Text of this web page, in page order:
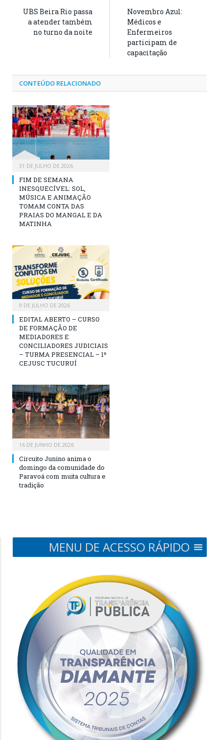
UBS Beira Rio passa
a atender também
no turno da noite
Novembro Azul:
Médicos e
Enfermeiros
participam de
capacitação
CONTEÚDO RELACIONADO
31 DE JULHO DE 2026
FIM DE SEMANA
INESQUECÍVEL: SOL,
MÚSICA E ANIMAÇÃO
TOMAM CONTA DAS
PRAIAS DO MANGAL E DA
MATINHA
9 DE JULHO DE 2026
EDITAL ABERTO – CURSO
DE FORMAÇÃO DE
MEDIADORES E
CONCILIADORES JUDICIAIS
– TURMA PRESENCIAL – 1º
CEJUSC TUCURUÍ
16 DE JUNHO DE 2026
Circuito Junino anima o
domingo da comunidade do
Paravoá com muita cultura e
tradição
MENU DE ACESSO RÁPIDO